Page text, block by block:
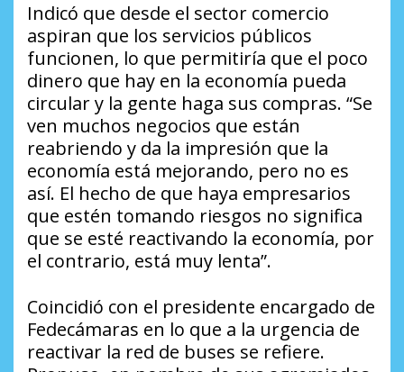
Indicó que desde el sector comercio
aspiran que los servicios públicos
funcionen, lo que permitiría que el poco
dinero que hay en la economía pueda
circular y la gente haga sus compras. “Se
ven muchos negocios que están
reabriendo y da la impresión que la
economía está mejorando, pero no es
así. El hecho de que haya empresarios
que estén tomando riesgos no significa
que se esté reactivando la economía, por
el contrario, está muy lenta”.
Coincidió con el presidente encargado de
Fedecámaras en lo que a la urgencia de
reactivar la red de buses se refiere.